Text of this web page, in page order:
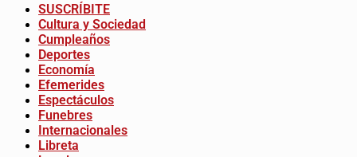
SUSCRÍBITE
Cultura y Sociedad
Cumpleaños
Deportes
Economía
Efemerides
Espectáculos
Funebres
Internacionales
Libreta